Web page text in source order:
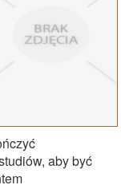
aby być